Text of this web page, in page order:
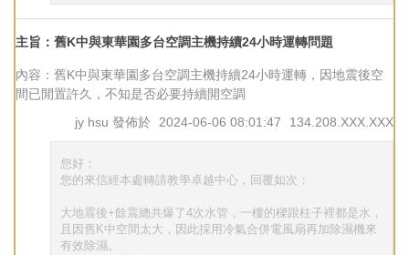
主旨：舊K中與東華園多台空調主機持續24小時運轉問題
內容：舊K中與東華園多台空調主機持續24小時運轉，因地震後空
間已閒置許久，不知是否必要持續開空調
jy hsu 發佈於 2024-06-06 08:01:47 134.208.XXX.XXX
您好：
您的來信經本處轉請教學卓越中心，回覆如次：
大地震後+餘震總共爆了4次水管，一樓的樑跟柱子裡都是水，
且因舊K中空間太大，因此採用冷氣合併電風扇再加除濕機來
有效除濕。